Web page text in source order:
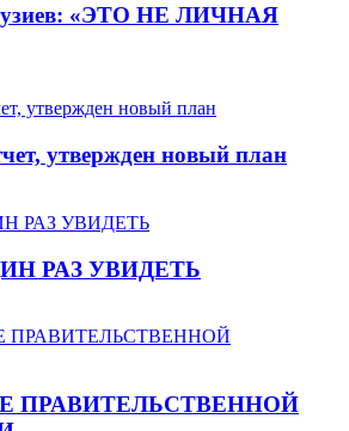
«ЭТО НЕ ЛИЧНАЯ
утвержден новый план
РАЗ УВИДЕТЬ
ПРАВИТЕЛЬСТВЕННОЙ